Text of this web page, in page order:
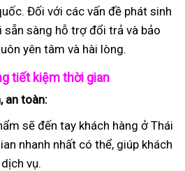
Đối với các vấn đề phát sinh
sẵn sàng hỗ trợ đổi trả và bảo
yên tâm và hài lòng.
tiết kiệm thời gian
an toàn:
sẽ đến tay khách hàng ở Thái
nhanh nhất có thể, giúp khách
vụ.